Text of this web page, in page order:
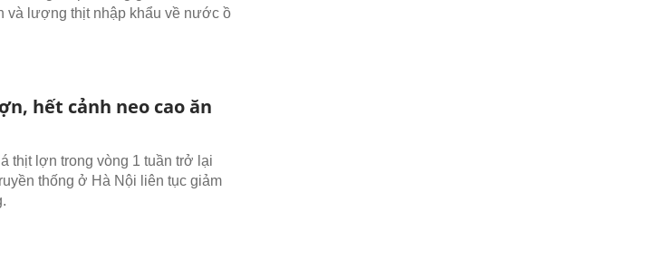
và lượng thịt nhập khẩu về nước ồ
hết cảnh neo cao ăn
thịt lợn trong vòng 1 tuần trở lại
thống ở Hà Nội liên tục giảm